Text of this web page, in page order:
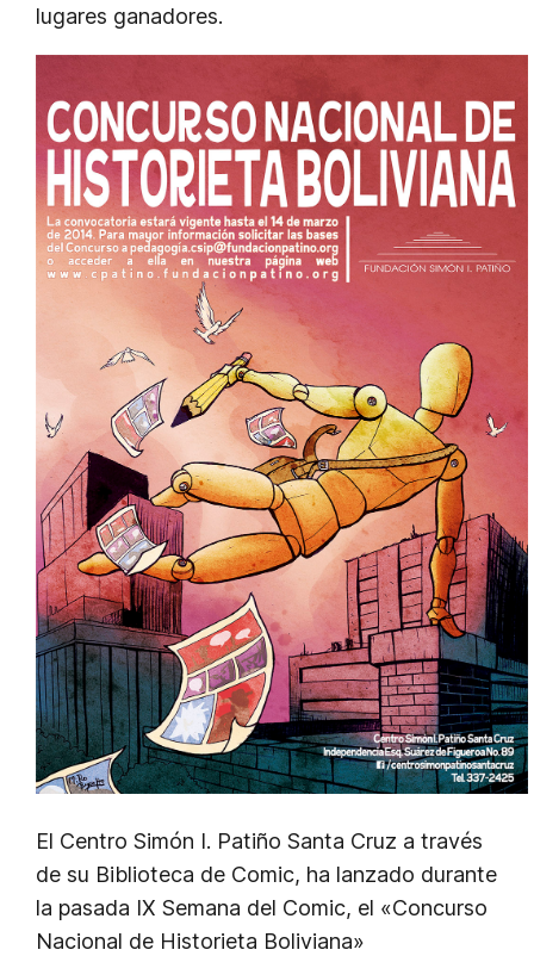
lugares ganadores.
El Centro Simón I. Patiño Santa Cruz a través
de su Biblioteca de Comic, ha lanzado durante
la pasada IX Semana del Comic, el «Concurso
Nacional de Historieta Boliviana»